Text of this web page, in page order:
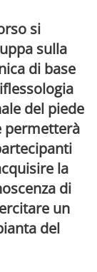
si
sulla
di base
del piede
permetterà
la
di
un
del